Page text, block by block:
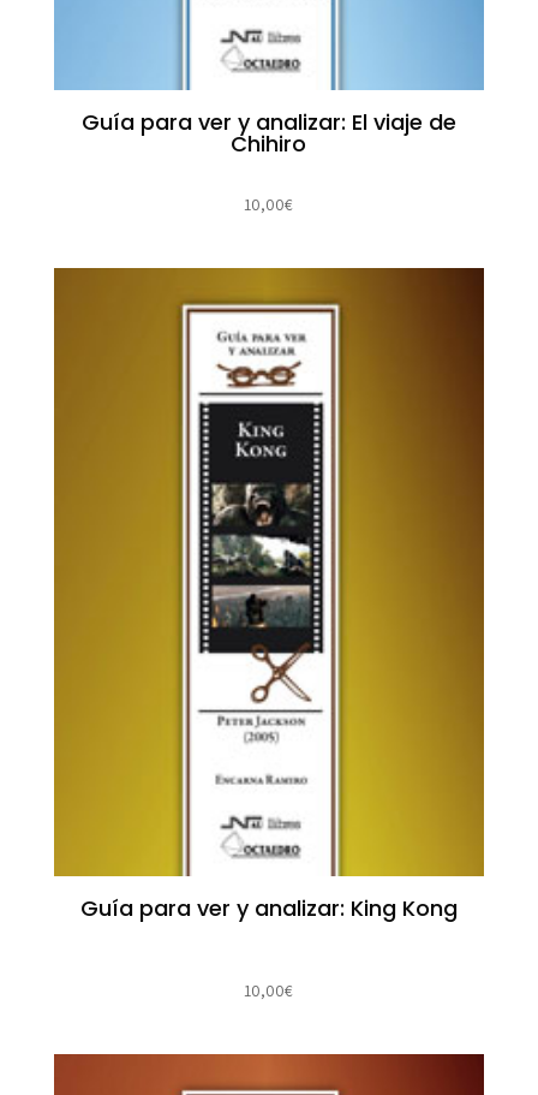
Guía para ver y analizar: El viaje de
Chihiro
10,00€
Guía para ver y analizar: King Kong
10,00€